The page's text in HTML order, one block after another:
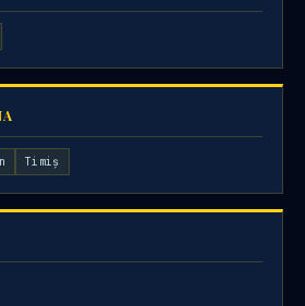
Timiș